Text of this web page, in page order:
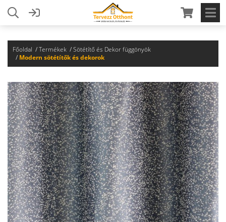
Főoldal Termékek
Sötétítő és Dekor függönyök
Modern sötétítők és dekorok